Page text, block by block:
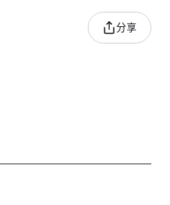
分享